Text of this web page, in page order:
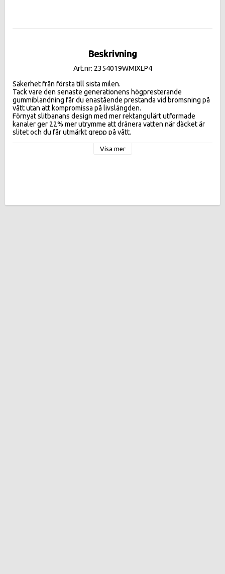
Beskrivning
Art.nr: 2354019WMIXLP4
Säkerhet från första till sista milen.
Tack vare den senaste generationens högpresterande
gummiblandning får du enastående prestanda vid bromsning på
vått utan att kompromissa på livslängden.
Förnyat slitbanans design med mer rektangulärt utformade
kanaler ger 22% mer utrymme att dränera vatten när däcket är
slitet och du får utmärkt grepp på vått.
Visa mer